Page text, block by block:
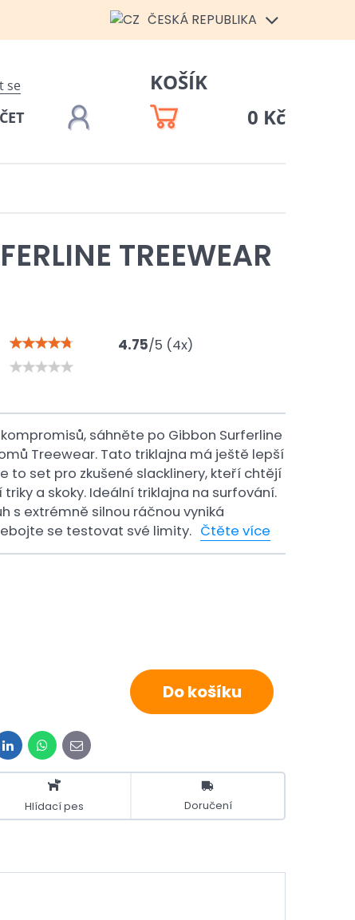
ČESKÁ REPUBLIKA
se
KOŠÍK
0 Kč
TREEWEAR
4.75/5 (4x)
sáhněte po Gibbon Surferline
Treewear. Tato triklajna má ještě lepší
to set pro zkušené slacklinery, kteří chtějí
a skoky. Ideální triklajna na surfování.
s extrémně silnou ráčnou vyniká
se testovat své limity. Čtěte více
Do košíku
LinkedInWhatsApp
E-
mail
Hlídací pes Doručení